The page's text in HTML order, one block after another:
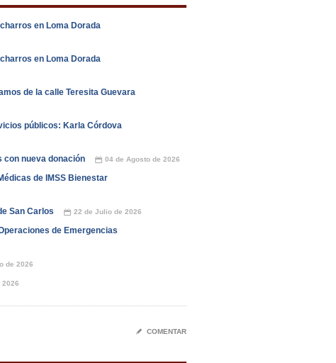
en Loma Dorada
en Loma Dorada
de la calle Teresita Guevara
públicos: Karla Córdova
con nueva donación 📅 04 de Agosto de 2026
de IMSS Bienestar
San Carlos 📅 22 de Julio de 2026
de Emergencias
de 2026
2026
✎ COMENTAR